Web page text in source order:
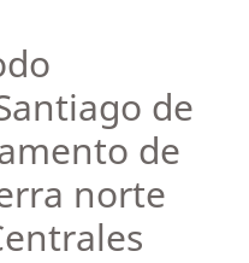
de
de
norte